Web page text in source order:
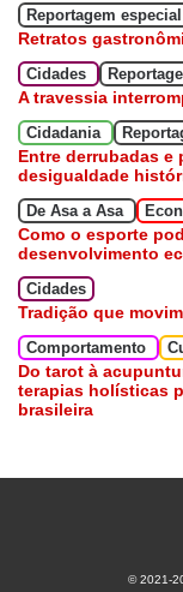
Reportagem especial
Retratos
Cidades
A travessia
Cidadania
Entre derrubadas e
desigualdade
De Asa a Asa
Como o esporte
desenvolvimento
Cidades
Tradição que
Comportamento
Do tarot à
terapias holísticas
brasileira
© 2021-